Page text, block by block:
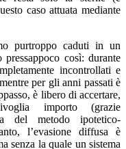
caso attuata mediante
purtroppo caduti in un
così: durante
incontrollati e
per gli anni passati è
è libero di accertare,
importo (grazie
del metodo ipotetico-
l’evasione diffusa è
senza la quale un sistema